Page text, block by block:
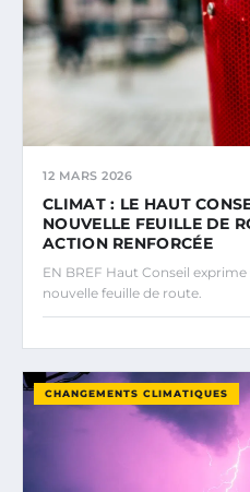
12 MARS 2026
CLIMAT : LE HAUT
NOUVELLE FEUILLE DE
ACTION RENFORCÉE
EN BREF Haut Conseil
nouvelle feuille de route.
CHANGEMENTS CLIMATIQUES